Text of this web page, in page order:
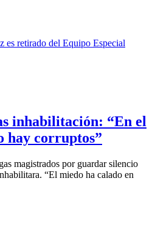
inhabilitación: “En el
hay corruptos”
magistrados por guardar silencio
“El miedo ha calado en